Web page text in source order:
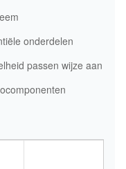
onderdelen
passen wijze aan